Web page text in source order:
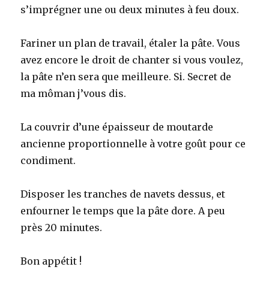
s’imprégner une ou deux minutes à feu doux.
Fariner un plan de travail, étaler la pâte. Vous
avez encore le droit de chanter si vous voulez,
la pâte n’en sera que meilleure. Si. Secret de
ma môman j’vous dis.
La couvrir d’une épaisseur de moutarde
ancienne proportionnelle à votre goût pour ce
condiment.
Disposer les tranches de navets dessus, et
enfourner le temps que la pâte dore. A peu
près 20 minutes.
Bon appétit !